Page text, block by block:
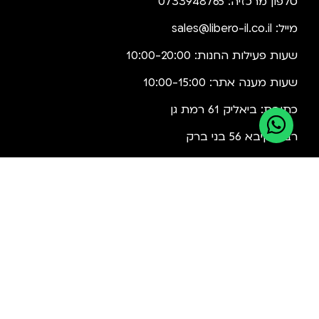
מייל:sales@libero-il.co.il
שעות פעילות החנות: 10:00-20:00
שעות מענה אתר: 10:00-15:00
כתובת: ביאליק 61 רמת גן
רבי עקיבא 56 בני ברק